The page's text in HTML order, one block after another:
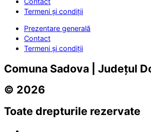
Termeni și condiții
Prezentare generală
Contact
Termeni și condiții
Comuna Sadova | Județul
© 2026
Toate drepturile rezervate